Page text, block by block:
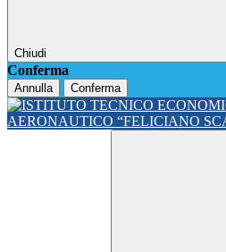
Chiudi
Conferma
Annulla Conferma